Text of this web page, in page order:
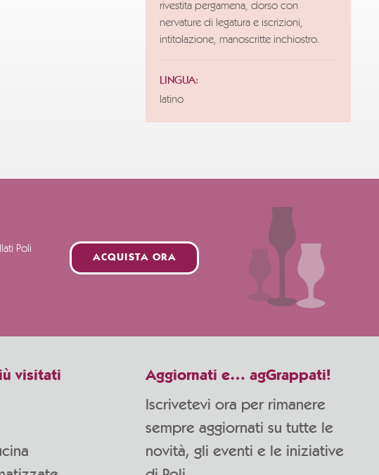
rivestita pergamena, dorso con
nervature di legatura e iscrizioni,
intitolazione, manoscritte inchiostro.
LINGUA:
latino
Poli
ACQUISTA ORA
Aggiornati e… agGrappati!
Iscrivetevi ora per rimanere
sempre aggiornati su tutte le
novità, gli eventi e le iniziative
visitati